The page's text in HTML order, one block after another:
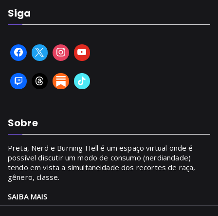
Siga
Sobre
Preta, Nerd e Burning Hell é um espaço virtual onde é
possível discutir um modo de consumo (nerdiandade)
tendo em vista a simultaneidade dos recortes de raça,
gênero, classe.
SAIBA MAIS